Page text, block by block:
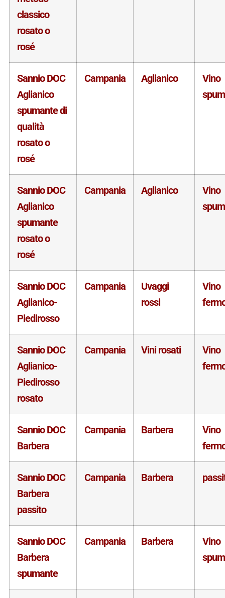
classico
rosato o
rosé
Sannio DOC
Aglianico
spumante di
qualità
rosato o
rosé
Campania Aglianico
Vino
Sannio DOC
Aglianico
spumante
rosato o
rosé
Campania Aglianico
Vino
Sannio DOC
Aglianico-
Piedirosso
Campania
Uvaggi
rossi
Vino
Sannio DOC
Aglianico-
Piedirosso
rosato
Campania Vini rosati
Vino
Sannio DOC
Barbera
Campania Barbera
Vino
Sannio DOC
Barbera
passito
Campania Barbera
Sannio DOC
Barbera
spumante
Campania Barbera
Vino